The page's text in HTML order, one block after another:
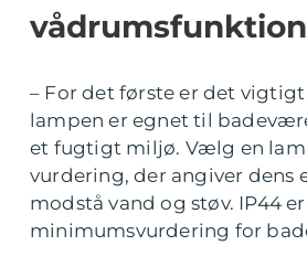
– For det første er det
lampen er egnet til
et fugtigt miljø. Vælg en
vurdering, der angiver dens
modstå vand og støv. IP44
minimumsvurdering for